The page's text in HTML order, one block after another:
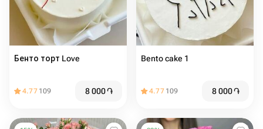
Бенто торт Love
4.77 109 8 000֏
Bento cake 1
4.77 109 8 000֏